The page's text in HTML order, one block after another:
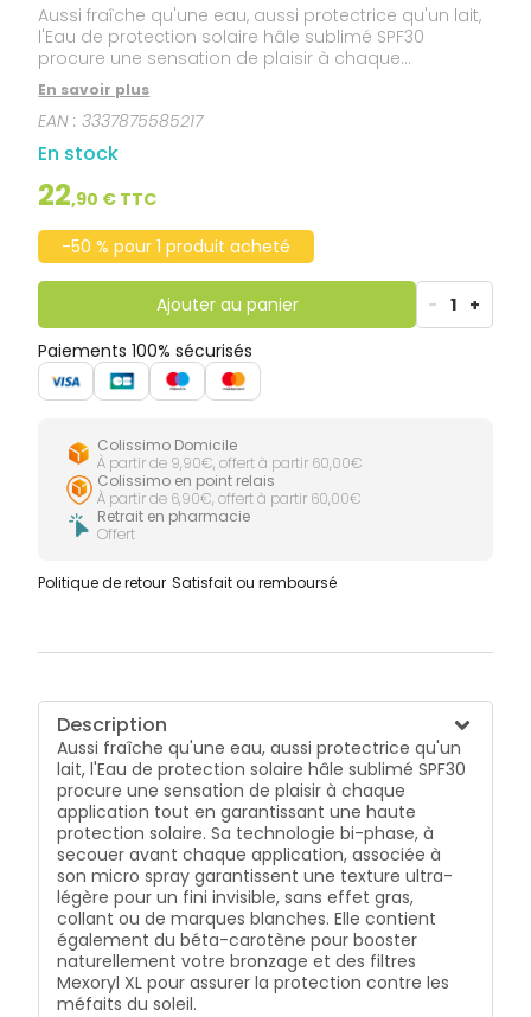
Aussi fraîche qu'une eau, aussi protectrice qu'un lait,
l'Eau de protection solaire hâle sublimé SPF30
procure une sensation de plaisir à chaque
application tout en garantissant une haute
protection solaire. Sa technologie bi-phase, à
secouer avant chaque application, associée à son
micro spray garantissent une texture ultra-légère
pour un fini invisible, sans effet gras, collant ou de
marques blanches. Elle contient également du béta-
carotène pour booster naturellement votre
bronzage et des filtres Mexoryl XL pour assurer la
protection contre les méfaits du soleil.
En savoir plus
EAN :3337875585217
En stock
22,90 € TTC
-50 % pour 1 produit acheté
Ajouter au panier - 1 +
Paiements 100% sécurisés
Colissimo Domicile
À partir de 9,90€, offert à partir 60,00€
Colissimo en point relais
À partir de 6,90€, offert à partir 60,00€
Retrait en pharmacie
Offert
Politique de retour Satisfait ou remboursé
Description
Aussi fraîche qu'une eau, aussi protectrice qu'un
lait, l'Eau de protection solaire hâle sublimé SPF30
procure une sensation de plaisir à chaque
application tout en garantissant une haute
protection solaire. Sa technologie bi-phase, à
secouer avant chaque application, associée à
son micro spray garantissent une texture ultra-
légère pour un fini invisible, sans effet gras,
collant ou de marques blanches. Elle contient
également du béta-carotène pour booster
naturellement votre bronzage et des filtres
Mexoryl XL pour assurer la protection contre les
méfaits du soleil.